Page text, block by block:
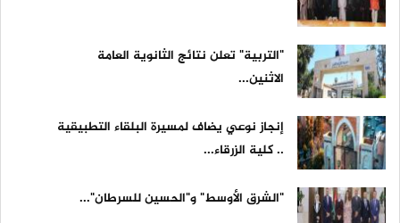
"التربية" تعلن نتائج الثانوية العامة
الاثنين...
إنجاز نوعي يضاف لمسيرة البلقاء التطبيقية
.. كلية الزرقاء...
"الشرق الأوسط" و"الحسين للسرطان"...